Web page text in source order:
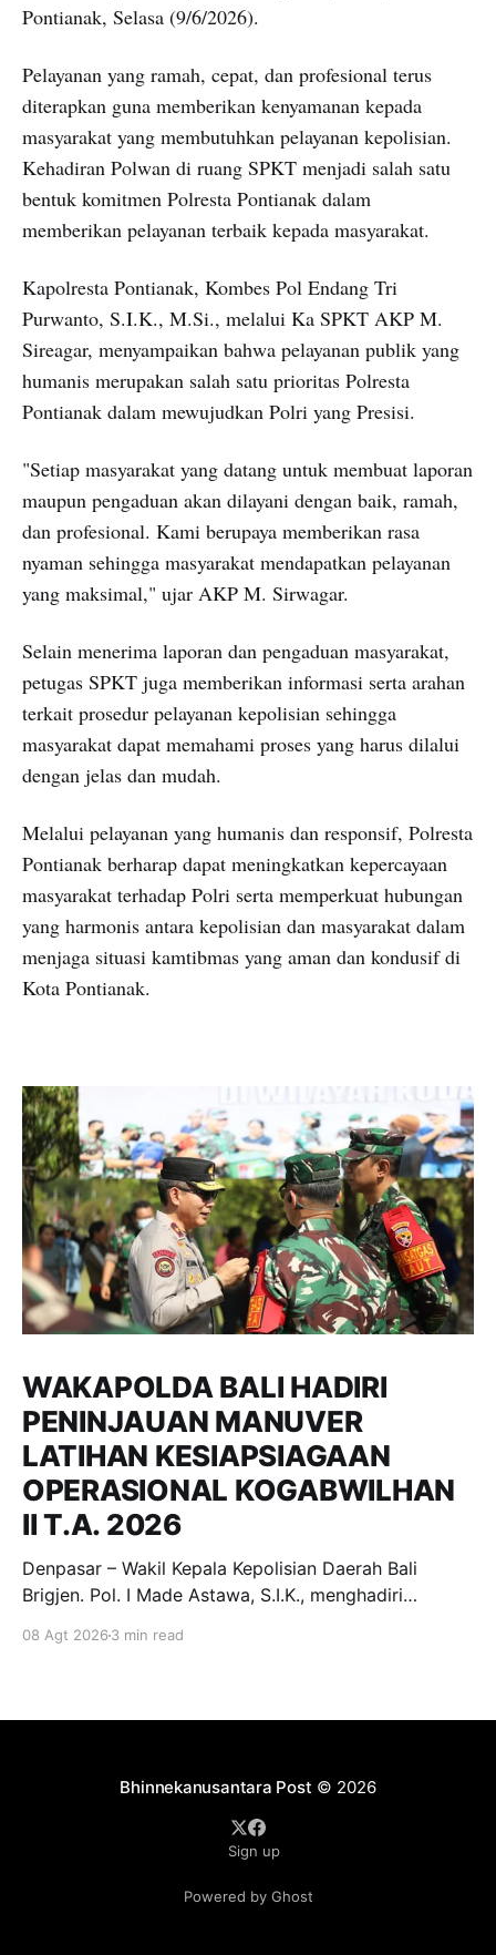
Pontianak, Selasa (9/6/2026).
Pelayanan yang ramah, cepat, dan profesional terus
diterapkan guna memberikan kenyamanan kepada
masyarakat yang membutuhkan pelayanan kepolisian.
Kehadiran Polwan di ruang SPKT menjadi salah satu
bentuk komitmen Polresta Pontianak dalam
memberikan pelayanan terbaik kepada masyarakat.
Kapolresta Pontianak, Kombes Pol Endang Tri
Purwanto, S.I.K., M.Si., melalui Ka SPKT AKP M.
Sireagar, menyampaikan bahwa pelayanan publik yang
humanis merupakan salah satu prioritas Polresta
Pontianak dalam mewujudkan Polri yang Presisi.
"Setiap masyarakat yang datang untuk membuat laporan
maupun pengaduan akan dilayani dengan baik, ramah,
dan profesional. Kami berupaya memberikan rasa
nyaman sehingga masyarakat mendapatkan pelayanan
yang maksimal," ujar AKP M. Sirwagar.
Selain menerima laporan dan pengaduan masyarakat,
petugas SPKT juga memberikan informasi serta arahan
terkait prosedur pelayanan kepolisian sehingga
masyarakat dapat memahami proses yang harus dilalui
dengan jelas dan mudah.
Melalui pelayanan yang humanis dan responsif, Polresta
Pontianak berharap dapat meningkatkan kepercayaan
masyarakat terhadap Polri serta memperkuat hubungan
yang harmonis antara kepolisian dan masyarakat dalam
menjaga situasi kamtibmas yang aman dan kondusif di
Kota Pontianak.
WAKAPOLDA BALI HADIRI
PENINJAUAN MANUVER
LATIHAN KESIAPSIAGAAN
OPERASIONAL KOGABWILHAN
II T.A. 2026
Denpasar – Wakil Kepala Kepolisian Daerah Bali
Brigjen. Pol. I Made Astawa, S.I.K., menghadiri
Latihan Kesiapsiagaan Operasional (LKO)
08 Agt 2026 3 min read
Bhinnekanusantara Post © 2026
Sign up
Powered by Ghost